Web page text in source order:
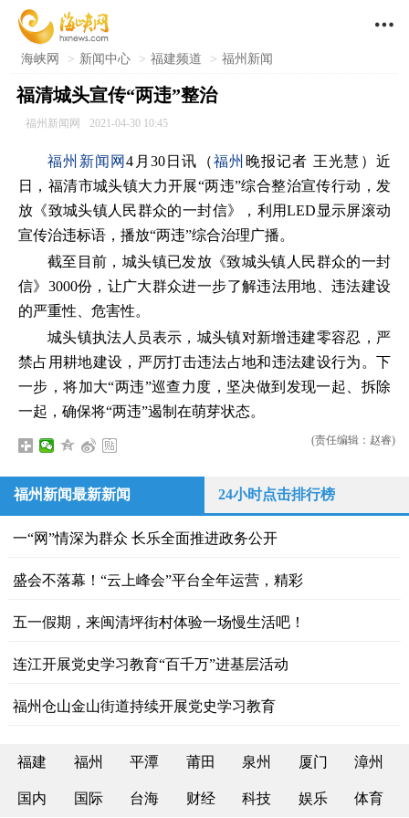

海峡网 > 新闻中心 > 福建频道 > 福州新闻
福清城头宣传“两违”整治
福州新闻网 2021-04-30 10:45
福州新闻网4月30日讯（福州 晚报记者 王光慧）近
日，福清市城头镇大力开展“两违”综合整治宣传行动，发
放《致城头镇人民群众的一封信》，利用LED显示屏滚动
宣传治违标语，播放“两违”综合治理广播。
截至目前，城头镇已发放《致城头镇人民群众的一封
信》3000份，让广大群众进一步了解违法用地、违法建设
的严重性、危害性。
城头镇执法人员表示，城头镇对新增违建零容忍，严
禁占用耕地建设，严厉打击违法占地和违法建设行为。下
一步，将加大“两违”巡查力度，坚决做到发现一起、拆除
一起，确保将“两违”遏制在萌芽状态。
(责任编辑：赵睿)
福州新闻最新新闻 24小时点击排行榜
一“网”情深为群众 长乐全面推进政务公开
盛会不落幕！“云上峰会”平台全年运营，精彩
五一假期，来闽清坪街村体验一场慢生活吧！
连江开展党史学习教育“百千万”进基层活动
福州仓山金山街道持续开展党史学习教育
福建 福州 平潭 莆田 泉州 厦门 漳州
国内 国际 台海 财经 科技 娱乐 体育